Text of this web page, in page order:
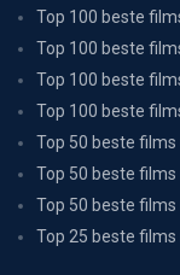
Top 100 beste
Top 100 beste
Top 100 beste
Top 100 beste
Top 50 beste films
Top 50 beste films
Top 50 beste films
Top 25 beste